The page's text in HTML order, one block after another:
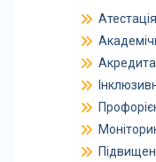
Атестація